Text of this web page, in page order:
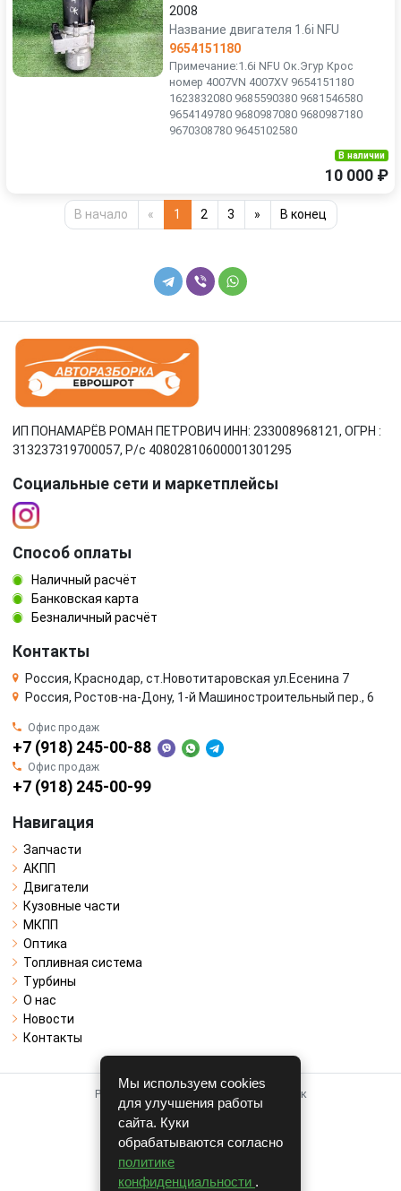
2008
Название двигателя 1.6i NFU
9654151180
Примечание:1.6i NFU Ок.Эгур Крос
номер 4007VN 4007XV 9654151180
1623832080 9685590380 9681546580
9654149780 9680987080 9680987180
9670308780 9645102580
В наличии
10 000 ₽
В начало « 1 2 3 » В конец
ИП ПОНАМАРЁВ РОМАН ПЕТРОВИЧ ИНН: 233008968121, ОГРН :
313237319700057, Р/c 40802810600001301295
Социальные сети и маркетплейсы
Способ оплаты
Наличный расчёт
Банковская карта
Безналичный расчёт
Контакты
Россия, Краснодар, ст.Новотитаровская ул.Есенина 7
Россия, Ростов-на-Дону, 1-й Машиностроительный пер., 6
Офис продаж
+7 (918) 245-00-88
Офис продаж
+7 (918) 245-00-99
Навигация
Запчасти
АКПП
Двигатели
Кузовные части
МКПП
Оптика
Топливная система
Турбины
О нас
Новости
Контакты
Работает на системе для авторазборок
CARRO.БИЗНЕС
Полная версия
© COPYRIGHT 2026 г.
v1.1.24
Мы используем cookies
для улучшения работы
сайта. Куки
обрабатываются согласно
политике
конфиденциальности .